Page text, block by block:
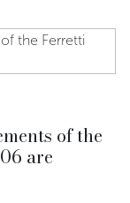
of the
are